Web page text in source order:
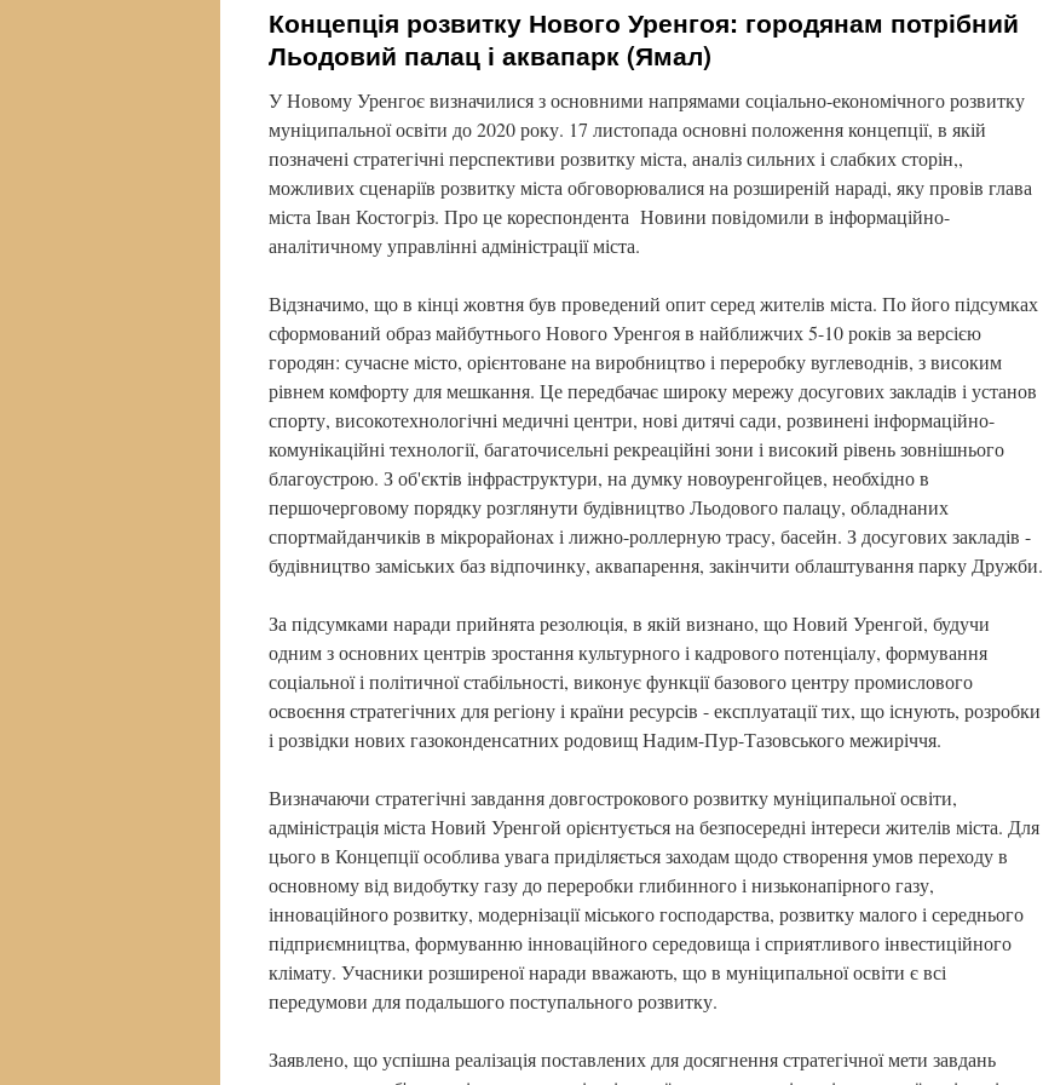
Концепція розвитку Нового Уренгоя: городянам потрібний
Льодовий палац і аквапарк (Ямал)
У Новому Уренгоє визначилися з основними напрямами соціально-економічного розвитку
муніципальної освіти до 2020 року. 17 листопада основні положення концепції, в якій
позначені стратегічні перспективи розвитку міста, аналіз сильних і слабких сторін,,
можливих сценаріїв розвитку міста обговорювалися на розширеній нараді, яку провів глава
міста Іван Костогріз. Про це кореспондента Новини повідомили в інформаційно-
аналітичному управлінні адміністрації міста.
Відзначимо, що в кінці жовтня був проведений опит серед жителів міста. По його підсумках
сформований образ майбутнього Нового Уренгоя в найближчих 5-10 років за версією
городян: сучасне місто, орієнтоване на виробництво і переробку вуглеводнів, з високим
рівнем комфорту для мешкання. Це передбачає широку мережу досугових закладів і установ
спорту, високотехнологічні медичні центри, нові дитячі сади, розвинені інформаційно-
комунікаційні технології, багаточисельні рекреаційні зони і високий рівень зовнішнього
благоустрою. З об'єктів інфраструктури, на думку новоуренгойцев, необхідно в
першочерговому порядку розглянути будівництво Льодового палацу, обладнаних
спортмайданчиків в мікрорайонах і лижно-роллерную трасу, басейн. З досугових закладів -
будівництво заміських баз відпочинку, аквапарення, закінчити облаштування парку Дружби.
За підсумками наради прийнята резолюція, в якій визнано, що Новий Уренгой, будучи
одним з основних центрів зростання культурного і кадрового потенціалу, формування
соціальної і політичної стабільності, виконує функції базового центру промислового
освоєння стратегічних для регіону і країни ресурсів - експлуатації тих, що існують, розробки
і розвідки нових газоконденсатних родовищ Надим-Пур-Тазовського межиріччя.
Визначаючи стратегічні завдання довгострокового розвитку муніципальної освіти,
адміністрація міста Новий Уренгой орієнтується на безпосередні інтереси жителів міста. Для
цього в Концепції особлива увага приділяється заходам щодо створення умов переходу в
основному від видобутку газу до переробки глибинного і низьконапірного газу,
інноваційного розвитку, модернізації міського господарства, розвитку малого і середнього
підприємництва, формуванню інноваційного середовища і сприятливого інвестиційного
клімату. Учасники розширеної наради вважають, що в муніципальної освіти є всі
передумови для подальшого поступального розвитку.
Заявлено, що успішна реалізація поставлених для досягнення стратегічної мети завдань